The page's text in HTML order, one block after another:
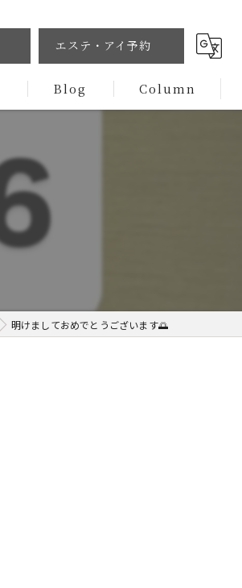
エステ・アイ予約
Blog Column
明けましておめでとうございます🌅